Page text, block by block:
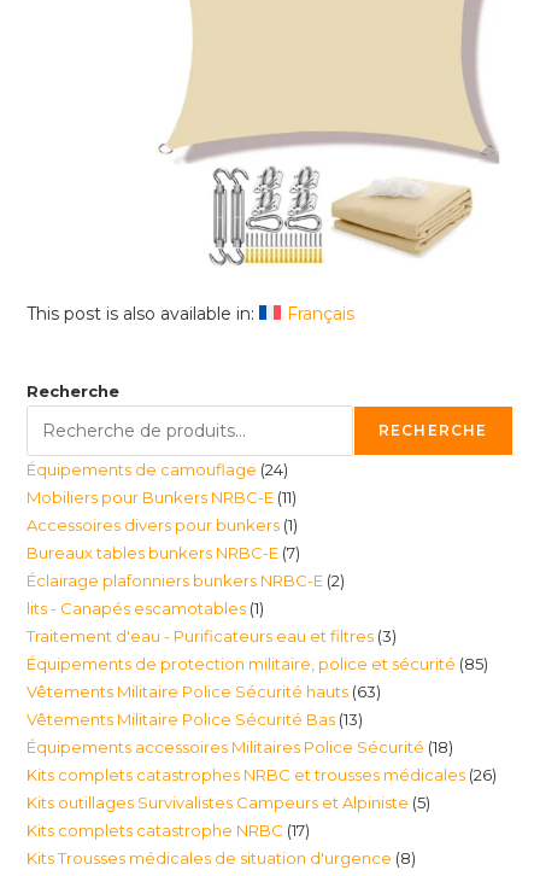
This post is also available in: Français
Recherche
RECHERCHE
Équipements de camouflage 2424
produits
Mobiliers pour Bunkers NRBC-E 1111
produits
Accessoires divers pour bunkers 11
produit
Bureaux tables bunkers NRBC-E 77
produits
Éclairage plafonniers bunkers NRBC-E 22
lits - Canapés escamotables 11
produit
Traitement d'eau - Purificateurs eau et filtres 33
produits
Équipements de protection militaire, police et sécurité 8585
Vêtements Militaire Police Sécurité hauts 6363
Vêtements Militaire Police Sécurité Bas 1313
produits
Équipements accessoires Militaires Police Sécurité 1818
produits
Kits complets catastrophes NRBC et trousses médicales 2626
Kits outillages Survivalistes Campeurs et Alpiniste 55
Kits complets catastrophe NRBC 1717
produits
Kits Trousses médicales de situation d'urgence 88